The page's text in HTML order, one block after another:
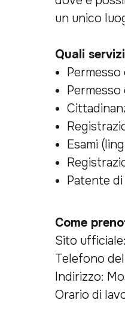
un unico
Quali
Esami
Patente
Come
Sito ufficiale:
Telefono
Indirizzo:
Orario di